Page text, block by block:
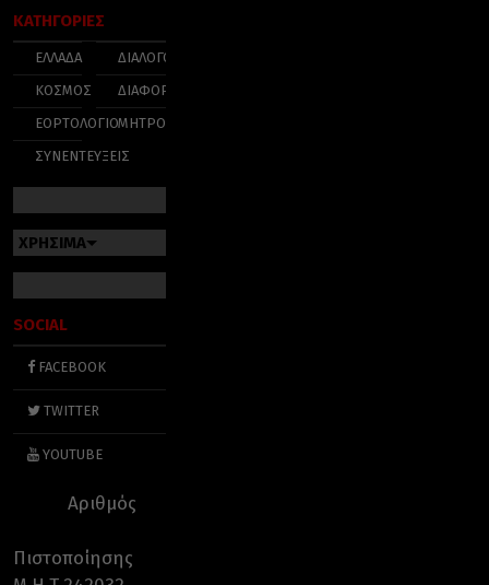
ΚΑΤΗΓΟΡΙΕΣ
ΕΛΛΑΔΑ
ΚΟΣΜΟΣ
ΕΟΡΤΟΛΟΓΙΟ
ΣΥΝΕΝΤΕΥΞΕΙΣ
ΔΙΑΛΟΓΟΣ
ΔΙΑΦΟΡΑ
ΜΗΤΡΟΠΟΛΕΙΣ
ΧΡΗΣΙΜΑ
SOCIAL
FACEBOOK
TWITTER
YOUTUBE
Αριθμός
Πιστοποίησης